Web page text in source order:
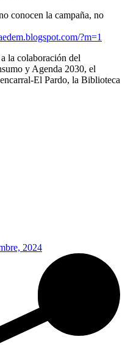
conocen la campaña, no
?m=1
la colaboración del
y Agenda 2030, el
El Pardo, la Biblioteca
2024